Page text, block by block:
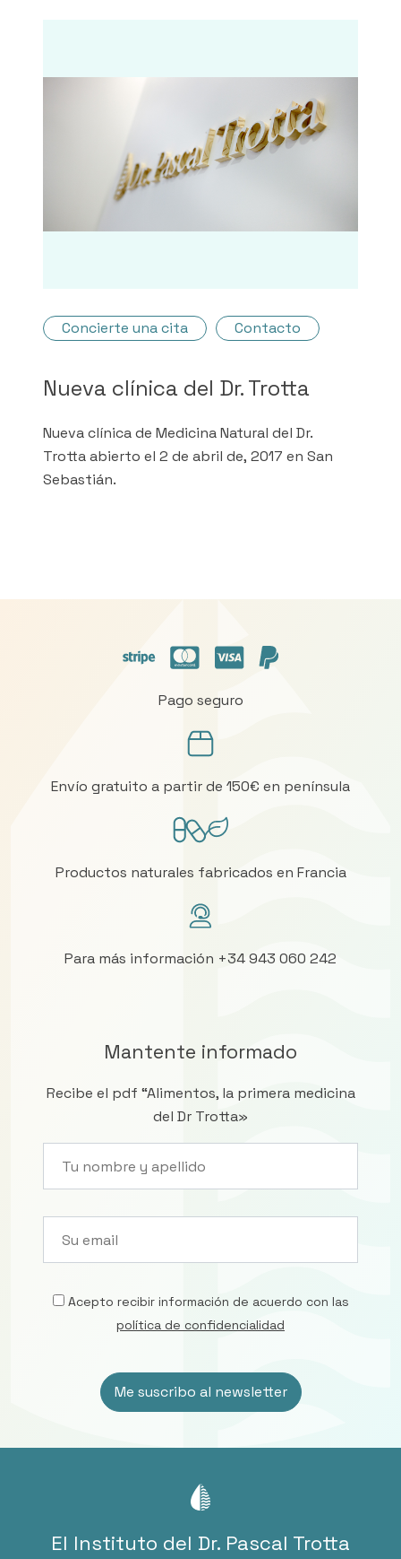
Concierte una cita Contacto
Nueva clínica del Dr. Trotta
Nueva clínica de Medicina Natural del Dr.
Trotta abierto el 2 de abril de, 2017 en San
Sebastián.
Pago seguro
Envío gratuito a partir de 150€ en península
Productos naturales fabricados en Francia
Para más información +34 943 060 242
Mantente informado
Recibe el pdf “Alimentos, la primera medicina
del Dr Trotta»
Acepto recibir información de acuerdo con las
política de confidencialidad
El Instituto del Dr. Pascal Trotta